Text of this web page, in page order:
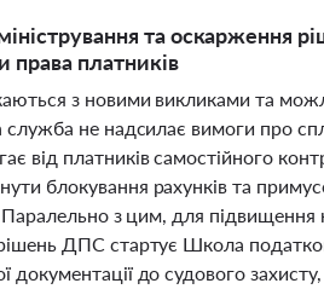
та оскарження
права платників
з новими викликами та
не надсилає вимоги про
від платників самостійного
блокування рахунків та
з цим, для підвищення
ДПС стартує Школа
документації до судового